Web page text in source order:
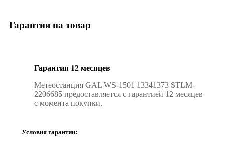
Гарантия на товар
Гарантия 12 месяцев
Метеостанция GAL WS-1501 13341373 STLM-
2206685 предоставляется с гарантией 12 месяцев
с момента покупки.
Условия гарантии: